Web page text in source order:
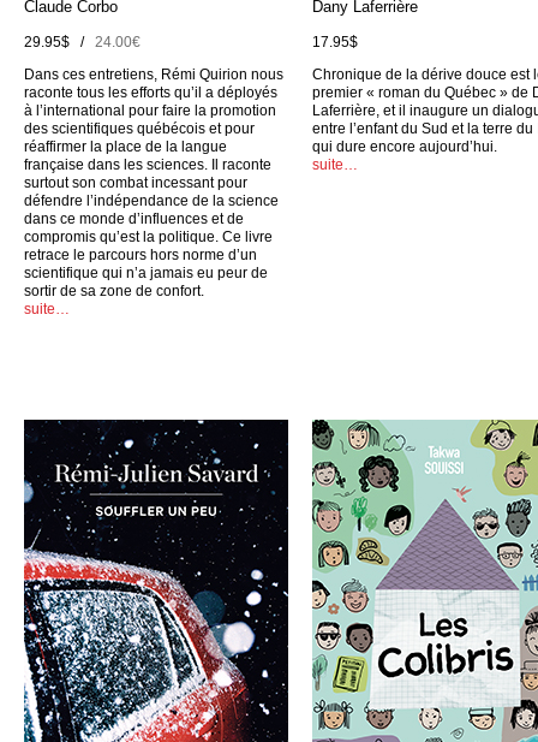
Claude Corbo
29.95$ /24.00€
Dans ces entretiens, Rémi Quirion nous
raconte tous les efforts qu’il a déployés
à l’international pour faire la promotion
des scientifiques québécois et pour
réaffirmer la place de la langue
française dans les sciences. Il raconte
surtout son combat incessant pour
défendre l’indépendance de la science
dans ce monde d’influences et de
compromis qu’est la politique. Ce livre
retrace le parcours hors norme d’un
scientifique qui n’a jamais eu peur de
sortir de sa zone de confort.
suite…
Dany Laferrière
17.95$
Chronique de la dérive douce est
premier « roman du Québec » de
Laferrière, et il inaugure un
entre l’enfant du Sud et la terre du
qui dure encore aujourd’hui.
suite…